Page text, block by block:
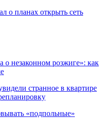
о планах открыть сеть
о незаконном розжиге»: как
странное в квартире
«подпольные»